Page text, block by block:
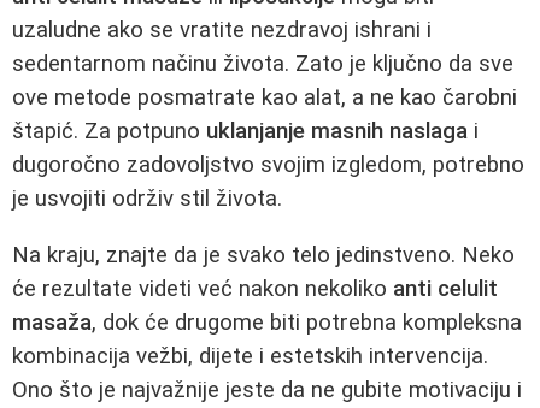
uzaludne ako se vratite nezdravoj ishrani i
sedentarnom načinu života. Zato je ključno da sve
ove metode posmatrate kao alat, a ne kao čarobni
štapić. Za potpuno uklanjanje masnih naslaga i
dugoročno zadovoljstvo svojim izgledom, potrebno
je usvojiti održiv stil života.
Na kraju, znajte da je svako telo jedinstveno. Neko
će rezultate videti već nakon nekoliko anti celulit
masaža, dok će drugome biti potrebna kompleksna
kombinacija vežbi, dijete i estetskih intervencija.
Ono što je najvažnije jeste da ne gubite motivaciju i